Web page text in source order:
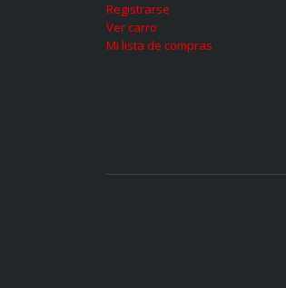
Registrarse
Ver carro
Mi lista de compras